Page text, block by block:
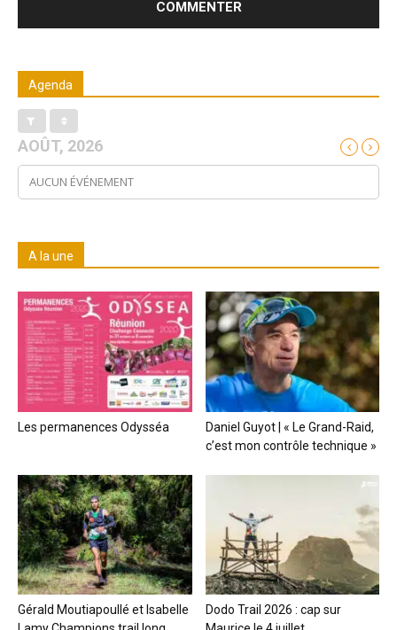
Agenda
AOÛT, 2026
AUCUN ÉVÉNEMENT
A la une
Les permanences Odysséa
Daniel Guyot | « Le Grand-Raid,
c’est mon contrôle technique »
Gérald Moutiapoullé et Isabelle
Dodo Trail 2026 : cap sur